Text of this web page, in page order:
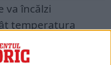
va încălzi
temperatura
iar cea
normale